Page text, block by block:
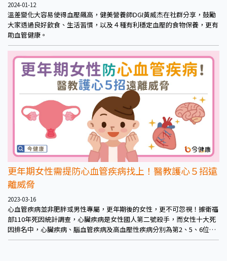
2024-01-12
溫差變化大容易使得血壓飆高，健美營養師DGI黃威杰在社群分享，鼓勵
大家透過良好飲食、生活習慣，以及４種有利穩定血壓的食物保養，更有
助血管健康。
更年期女性需提防心血管疾病找上！醫教護心５招遠
離威脅
2023-03-16
心血管疾病並非肥胖或男性專屬，更年期後的女性，更不可忽視！據衛福
部110年死因統計調查，心臟疾病是女性國人第二號殺手，而女性十大死
因排名中，心臟疾病、腦血管疾病及高血壓性疾病分別為第2、5、6位，
佔當年度女性死亡總人數約23.6%，由此可見女性的護心行動刻不容緩。